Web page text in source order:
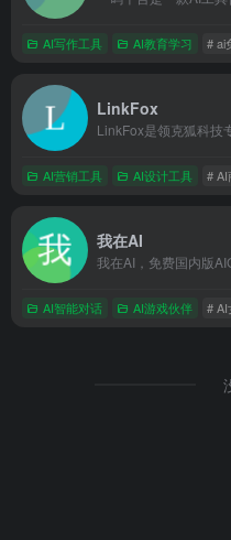
AI写作工具 AI教育学习 # ai
LinkFox
AI营销工具 AI设计工具 # AI
我在AI
AI智能对话 AI游戏伙伴 # AI